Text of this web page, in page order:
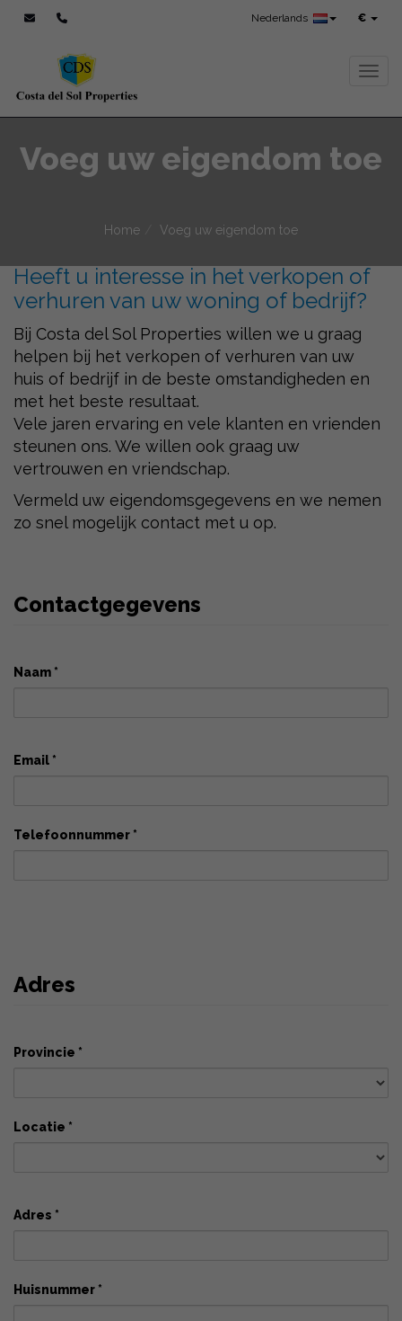
€
Nederlands
Voeg uw eigendom toe
Home Voeg uw eigendom toe
Heeft u interesse in het verkopen of
verhuren van uw woning of bedrijf?
Bij Costa del Sol Properties willen we u graag
helpen bij het verkopen of verhuren van uw
huis of bedrijf in de beste omstandigheden en
met het beste resultaat.
Vele jaren ervaring en vele klanten en vrienden
steunen ons. We willen ook graag uw
vertrouwen en vriendschap.
Vermeld uw eigendomsgegevens en we nemen
zo snel mogelijk contact met u op.
Contactgegevens
Naam *
Email *
Telefoonnummer *
Adres
Provincie *
Locatie *
Adres *
Huisnummer *